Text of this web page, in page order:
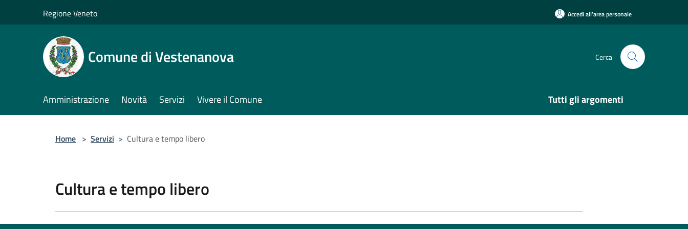
Regione Veneto Accedi all'area personale
Comune di Vestenanova Cerca
Amministrazione Novità Servizi Vivere il Comune Tutti gli argomenti
Home > Servizi > Cultura e tempo libero
Cultura e tempo libero